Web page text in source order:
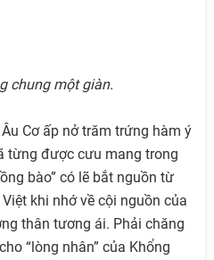
chung một giàn.
Cơ ấp nở trăm trứng hàm ý
từng được cưu mang trong
bào” có lẽ bắt nguồn từ
khi nhớ về cội nguồn của
thân tương ái. Phải chăng
“lòng nhân” của Khổng